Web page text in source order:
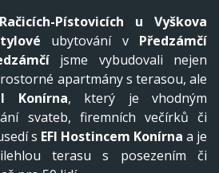
Pístovicích u Vyškova
ubytování v Předzámčí
jsme vybudovali nejen
apartmány s terasou, ale
Konírna, který je vhodným
svateb, firemních večírků či
s EFI Hostincem Konírna a je
terasu s posezením či